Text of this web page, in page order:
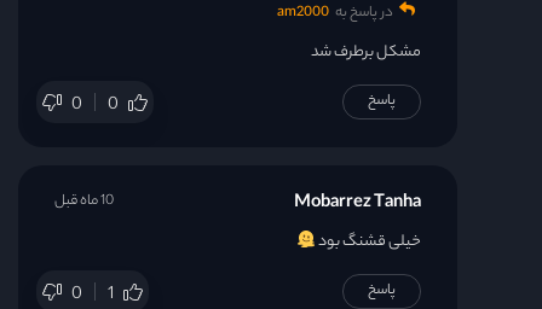
در پاسخ به am2000
مشکل برطرف شد
0 0 پاسخ
Mobarrez Tanha
خیلی قشنگ بود
0 1
10 ماه قبل
پاسخ